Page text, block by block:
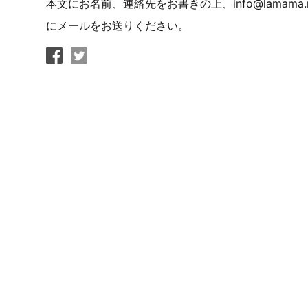
本文にお名前、連絡先をお書きの上、
にメールをお送りください。